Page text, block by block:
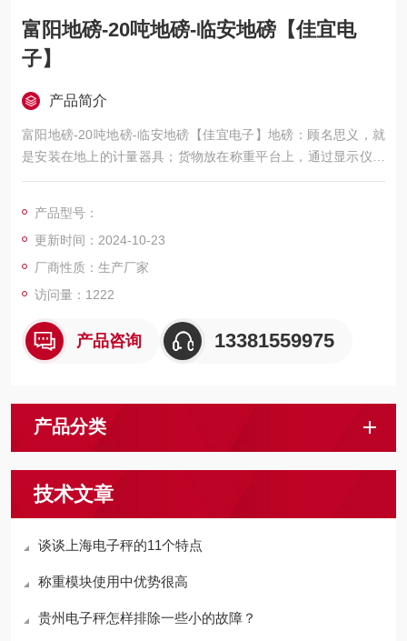
富阳地磅-20吨地磅-临安地磅【佳宜电
子】
产品简介
富阳地磅-20吨地磅-临安地磅【佳宜电子】地磅：顾名思义，就
是安装在地上的计量器具；货物放在称重平台上，通过显示仪表
直接显示出货物重量的一种设备；想了解或订购120吨地磅的用
放心，热切期等与您的交流和合作！
产品型号：
更新时间：2024-10-23
厂商性质：生产厂家
访问量：1222
产品咨询 13381559975
产品分类
技术文章
谈谈上海电子秤的11个特点
称重模块使用中优势很高
贵州电子秤怎样排除一些小的故障？